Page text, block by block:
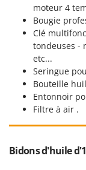
moteur 4
Bougie
Clé
tondeuses -
etc...
Seringue
Bouteille
Entonnoir
Filtre à air .
Bidons d'huile